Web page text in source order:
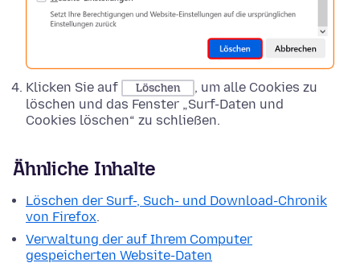
Klicken Sie auf Löschen
, um alle Cookies zu
löschen und das Fenster „Surf-Daten und
Cookies löschen“ zu schließen.
Ähnliche Inhalte
Löschen der Surf-, Such- und Download-Chronik
von Firefox.
Verwaltung der auf Ihrem Computer
gespeicherten Website-Daten